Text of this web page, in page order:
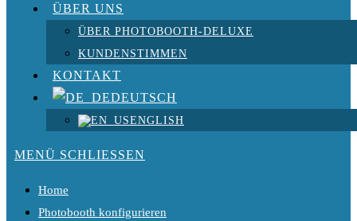
ÜBER UNS
ÜBER PHOTOBOOTH-DELUXE
KUNDENSTIMMEN
KONTAKT
DEUTSCH
ENGLISH
MENÜ SCHLIESSEN
Home
Photobooth konfigurieren